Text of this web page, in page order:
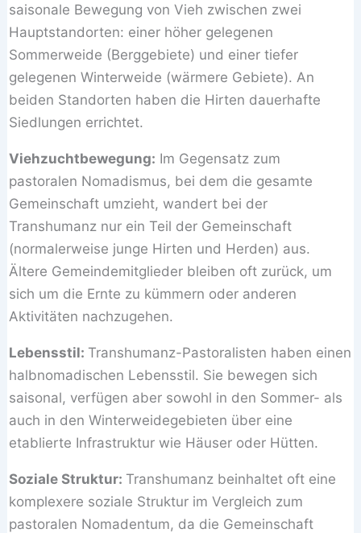
saisonale Bewegung von Vieh zwischen zwei
Hauptstandorten: einer höher gelegenen
Sommerweide (Berggebiete) und einer tiefer
gelegenen Winterweide (wärmere Gebiete). An
beiden Standorten haben die Hirten dauerhafte
Siedlungen errichtet.
Viehzuchtbewegung: Im Gegensatz zum
pastoralen Nomadismus, bei dem die gesamte
Gemeinschaft umzieht, wandert bei der
Transhumanz nur ein Teil der Gemeinschaft
(normalerweise junge Hirten und Herden) aus.
Ältere Gemeindemitglieder bleiben oft zurück, um
sich um die Ernte zu kümmern oder anderen
Aktivitäten nachzugehen.
Lebensstil: Transhumanz-Pastoralisten haben einen
halbnomadischen Lebensstil. Sie bewegen sich
saisonal, verfügen aber sowohl in den Sommer- als
auch in den Winterweidegebieten über eine
etablierte Infrastruktur wie Häuser oder Hütten.
Soziale Struktur: Transhumanz beinhaltet oft eine
komplexere soziale Struktur im Vergleich zum
pastoralen Nomadentum, da die Gemeinschaft